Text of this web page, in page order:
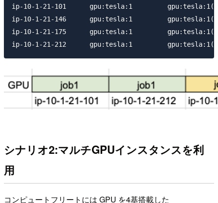
ip-10-1-21-101      gpu:tesla:1
ip-10-1-21-146      gpu:tesla:1
ip-10-1-21-175      gpu:tesla:1
シナリオ2:マルチGPUインスタンスを利
用
コンピュートフリートには GPU を4基搭載した